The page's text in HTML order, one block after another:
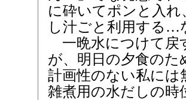
に砕いてポンと入
し汁ごと利用する…
一晩水につけて戻
が、明日の夕食の
計画性のない私には
雑煮用の水だしの